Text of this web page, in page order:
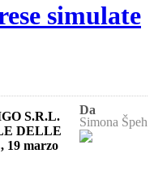
simulate
Da
Simona Špeh
S.R.L.
DELLE
19 marzo